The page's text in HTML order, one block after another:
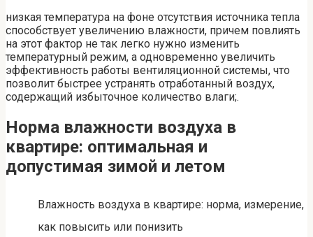
низкая температура на фоне отсутствия источника тепла
способствует увеличению влажности, причем повлиять
на этот фактор не так легко нужно изменить
температурный режим, а одновременно увеличить
эффективность работы вентиляционной системы, что
позволит быстрее устранять отработанный воздух,
содержащий избыточное количество влаги;.
Норма влажности воздуха в
квартире: оптимальная и
допустимая зимой и летом
Влажность воздуха в квартире: норма, измерение,
как повысить или понизить